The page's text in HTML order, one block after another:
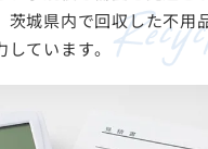
茨城県内で回収した不用
ています。